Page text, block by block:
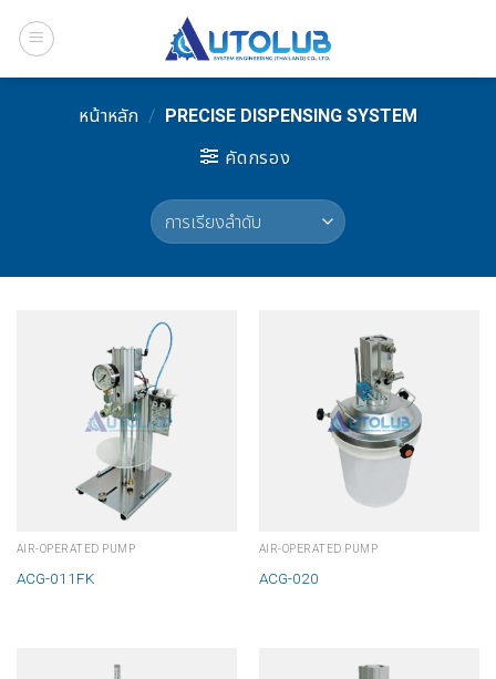
หน้าหลัก / PRECISE DISPENSING SYSTEM
คัดกรอง
AIR-OPERATED PUMP
ACG-011FK
AIR-OPERATED PUMP
ACG-020